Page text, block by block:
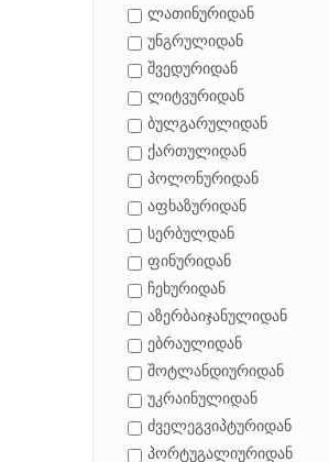
ლათინურიდან
უნგრულიდან
შვედურიდან
ლიტვურიდან
ბულგარულიდან
ქართულიდან
პოლონურიდან
აფხაზურიდან
სერბულდან
ფინურიდან
ჩეხურიდან
აზერბაიჯანულიდან
ებრაულიდან
შოტლანდიურიდან
უკრაინულიდან
ძველეგვიპტურიდან
პორტუგალიურიდან